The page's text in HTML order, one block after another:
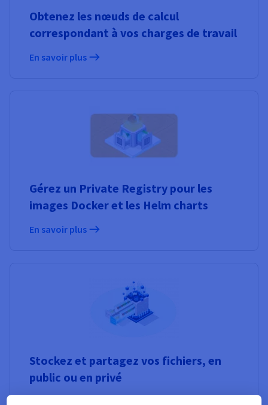
Obtenez les nœuds de calcul
correspondant à vos charges de travail
En savoir plus
Gérez un Private Registry pour les
images Docker et les Helm charts
En savoir plus
Stockez et partagez vos fichiers, en
public ou en privé